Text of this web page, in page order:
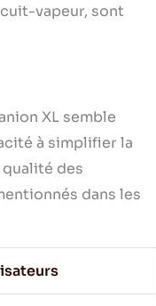
vapeur, sont
XL semble
à simplifier la
des
dans les